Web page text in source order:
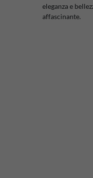
eleganza e
affascinante.